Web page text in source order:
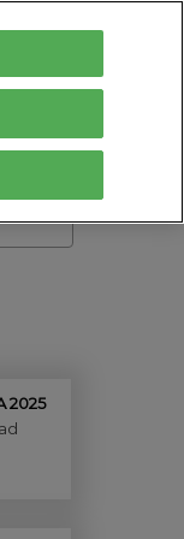
Suche
2025